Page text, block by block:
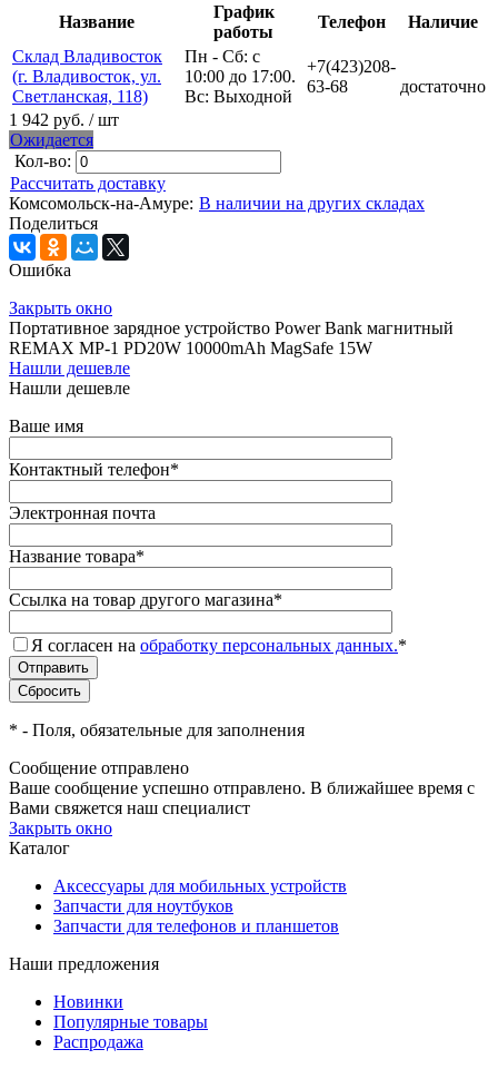
Название
График
работы
Телефон
Наличие
Склад Владивосток
(г. Владивосток, ул.
Светланская, 118)
Пн - Сб: с
10:00 до 17:00.
Вс: Выходной
+7(423)208-
63-68
достаточно
1 942 руб. / шт
Ожидается
Кол-во:
Рассчитать доставку
Комсомольск-на-Амуре: В наличии на других складах
Поделиться
Ошибка
Закрыть окно
Портативное зарядное устройство Power Bank магнитный
REMAX MP-1 PD20W 10000mAh MagSafe 15W
Нашли дешевле
Нашли дешевле
Ваше имя
Контактный телефон*
Электронная почта
Название товара*
Ссылка на товар другого магазина*
Я согласен на обработку персональных данных.*
* - Поля, обязательные для заполнения
Сообщение отправлено
Ваше сообщение успешно отправлено. В ближайшее время с
Вами свяжется наш специалист
Закрыть окно
Каталог
Аксессуары для мобильных устройств
Запчасти для ноутбуков
Запчасти для телефонов и планшетов
Наши предложения
Новинки
Популярные товары
Распродажа